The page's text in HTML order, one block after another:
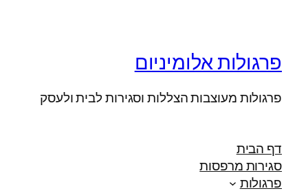
פרגולות אלומיניום
פרגולות מעוצבות הצללות וסגירות לבית ולעסק
דף הבית
סגירות מרפסות
פרגולות